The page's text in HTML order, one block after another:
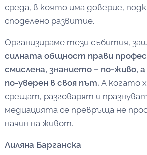
среда, в която има доверие,
споделено развитие.
Организираме тези събития,
силната общност прави
смислена, знанието – по-живо, а
по-уверен в своя път. А когато
срещат, разговарят и
медиацията се превръща не
начин на живот.
Лиляна Барганска